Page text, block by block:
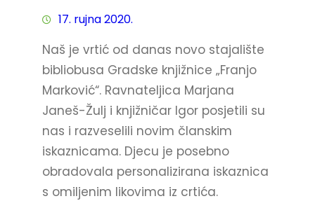
17. rujna 2020.
Naš je vrtić od danas novo stajalište
bibliobusa Gradske knjižnice „Franjo
Marković“. Ravnateljica Marjana
Janeš-Žulj i knjižničar Igor posjetili su
nas i razveselili novim članskim
iskaznicama. Djecu je posebno
obradovala personalizirana iskaznica
s omiljenim likovima iz crtića.